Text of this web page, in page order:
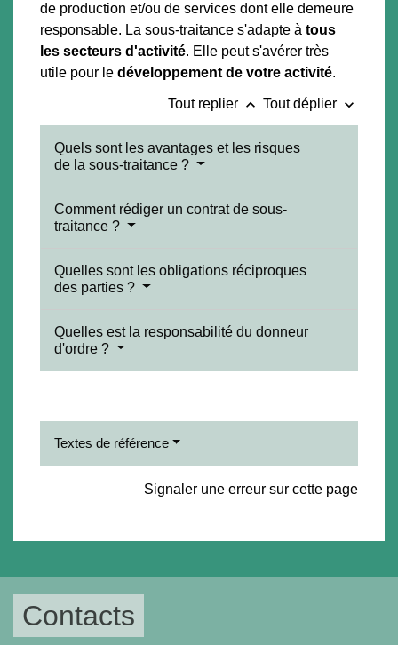
de production et/ou de services dont elle demeure
responsable. La sous-traitance s'adapte à tous
les secteurs d'activité. Elle peut s'avérer très
utile pour le développement de votre activité.
Tout replier keyboard_arrow_up Tout déplier keyboard_arrow_down
Quels sont les avantages et les risques
de la sous-traitance ?
Comment rédiger un contrat de sous-
traitance ?
Quelles sont les obligations réciproques
des parties ?
Quelles est la responsabilité du donneur
d'ordre ?
Textes de référence
Signaler une erreur sur cette page
Contacts